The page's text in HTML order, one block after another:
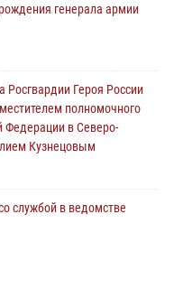
генерала армии
Росгвардии Героя России
полномочного
Федерации в Северо-
Кузнецовым
службой в ведомстве